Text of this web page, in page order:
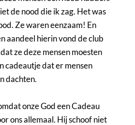
de nood die ik zag. Het was
Ze waren eenzaam! En
aandeel hierin vond de club
ze deze mensen moesten
cadeautje dat er mensen
dachten.
onze God een Cadeau
ons allemaal. Hij schoof niet